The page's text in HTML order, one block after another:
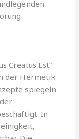
Creatus Est“
der Hermetik
spiegeln
In